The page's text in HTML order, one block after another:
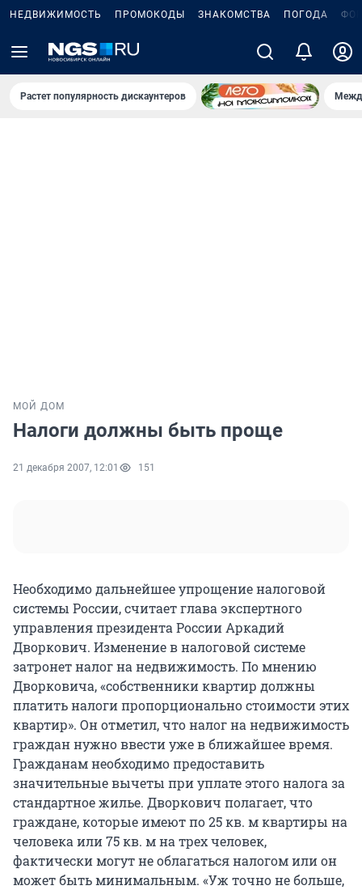
НЕДВИЖИМОСТЬ ПРОМОКОДЫ ЗНАКОМСТВА ПОГОДА
Растет популярность дискаунтеров
МОЙ ДОМ
Налоги должны быть проще
21 декабря 2007, 12:01 151
Необходимо дальнейшее упрощение налоговой
системы России, считает глава экспертного
управления президента России Аркадий
Дворкович. Изменение в налоговой системе
затронет налог на недвижимость. По мнению
Дворковича, «собственники квартир должны
платить налоги пропорционально стоимости этих
квартир». Он отметил, что налог на недвижимость
граждан нужно ввести уже в ближайшее время.
Гражданам необходимо предоставить
значительные вычеты при уплате этого налога за
стандартное жилье. Дворкович полагает, что
граждане, которые имеют по 25 кв. м квартиры на
человека или 75 кв. м на трех человек,
фактически могут не облагаться налогом или он
может быть минимальным. «Уж точно не больше,